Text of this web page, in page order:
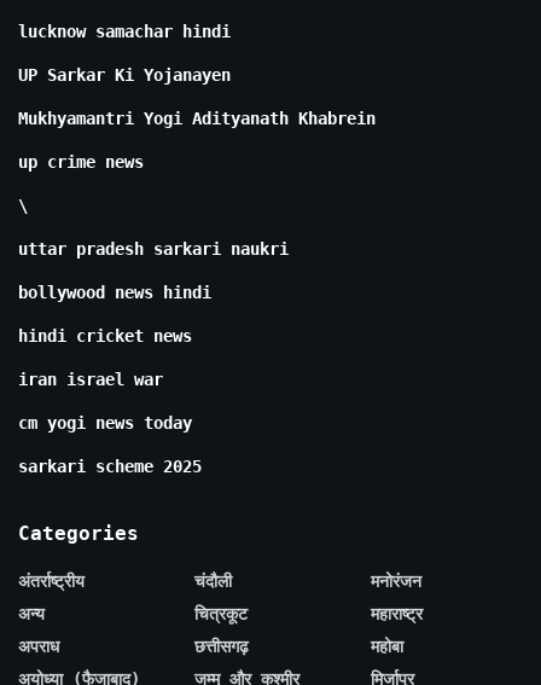
lucknow samachar hindi
UP Sarkar Ki Yojanayen
Mukhyamantri Yogi Adityanath Khabrein
up crime news
\
uttar pradesh sarkari naukri
bollywood news hindi
hindi cricket news
iran israel war
cm yogi news today
sarkari scheme 2025
Categories
अंतर्राष्ट्रीय
अन्य
अपराध
अयोध्या (फैजाबाद)
चंदौली
चित्रकूट
छत्तीसगढ़
जम्मू और कश्मीर
मनोरंजन
महाराष्ट्र
महोबा
मिर्जापुर